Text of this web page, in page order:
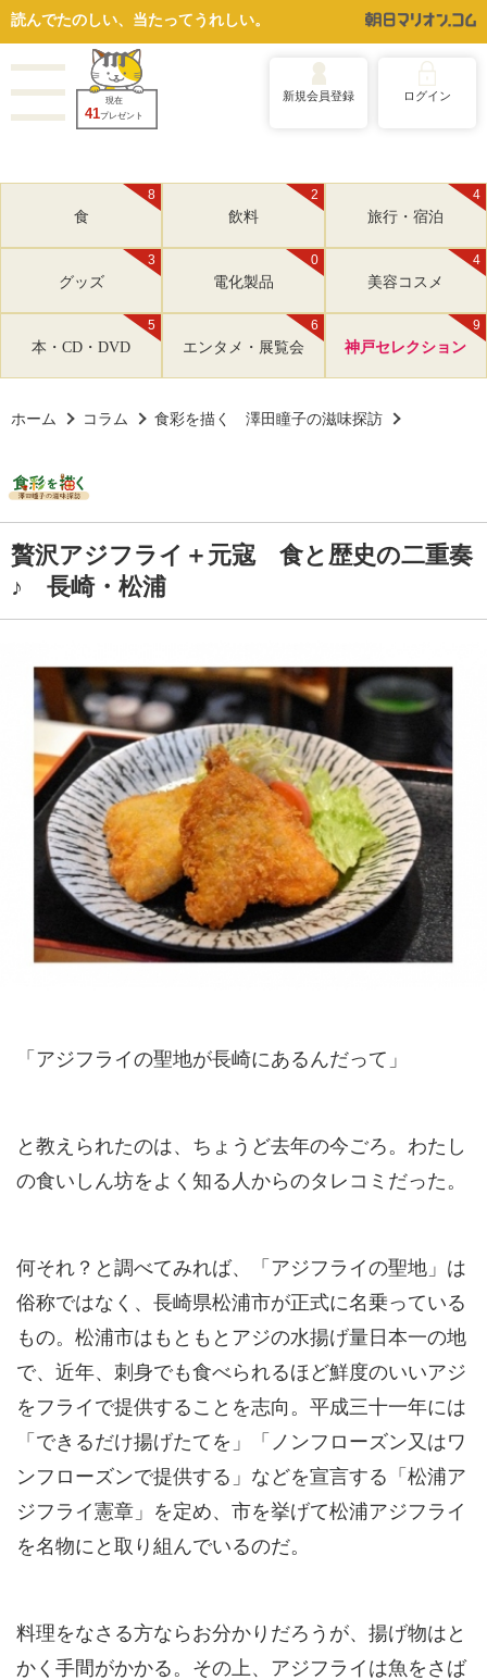
読んでたのしい、当たってうれしい。
現在
41プレゼント
新規会員登録 ログイン
8
食
2
飲料
4
旅行・宿泊
3
グッズ
0
電化製品
4
美容コスメ
5
本・CD・DVD
6
エンタメ・展覧会
9
神戸セレクション
ホーム コラム 食彩を描く 澤田瞳子の滋味探訪
贅沢アジフライ＋元寇 食と歴史の二重奏
♪ 長崎・松浦
「アジフライの聖地が長崎にあるんだって」
と教えられたのは、ちょうど去年の今ごろ。わたし
の食いしん坊をよく知る人からのタレコミだった。
何それ？と調べてみれば、「アジフライの聖地」は
俗称ではなく、長崎県松浦市が正式に名乗っている
もの。松浦市はもともとアジの水揚げ量日本一の地
で、近年、刺身でも食べられるほど鮮度のいいアジ
をフライで提供することを志向。平成三十一年には
「できるだけ揚げたてを」「ノンフローズン又はワ
ンフローズンで提供する」などを宣言する「松浦ア
ジフライ憲章」を定め、市を挙げて松浦アジフライ
を名物にと取り組んでいるのだ。
料理をなさる方ならお分かりだろうが、揚げ物はと
かく手間がかかる。その上、アジフライは魚をさば